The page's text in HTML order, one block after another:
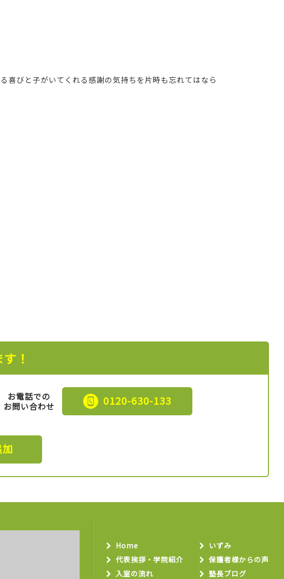
喜びと子がいてくれる感謝の気持ちを片時も忘れてはなら
！
お電話での
お問い合わせ
0120-630-133
Home
代表挨拶・学院紹介
入室の流れ
いずみ
保護者様からの声
塾長ブログ